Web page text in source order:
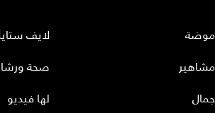
موضة
مشاهير
جمال
لايف
صحة
لها فيديو